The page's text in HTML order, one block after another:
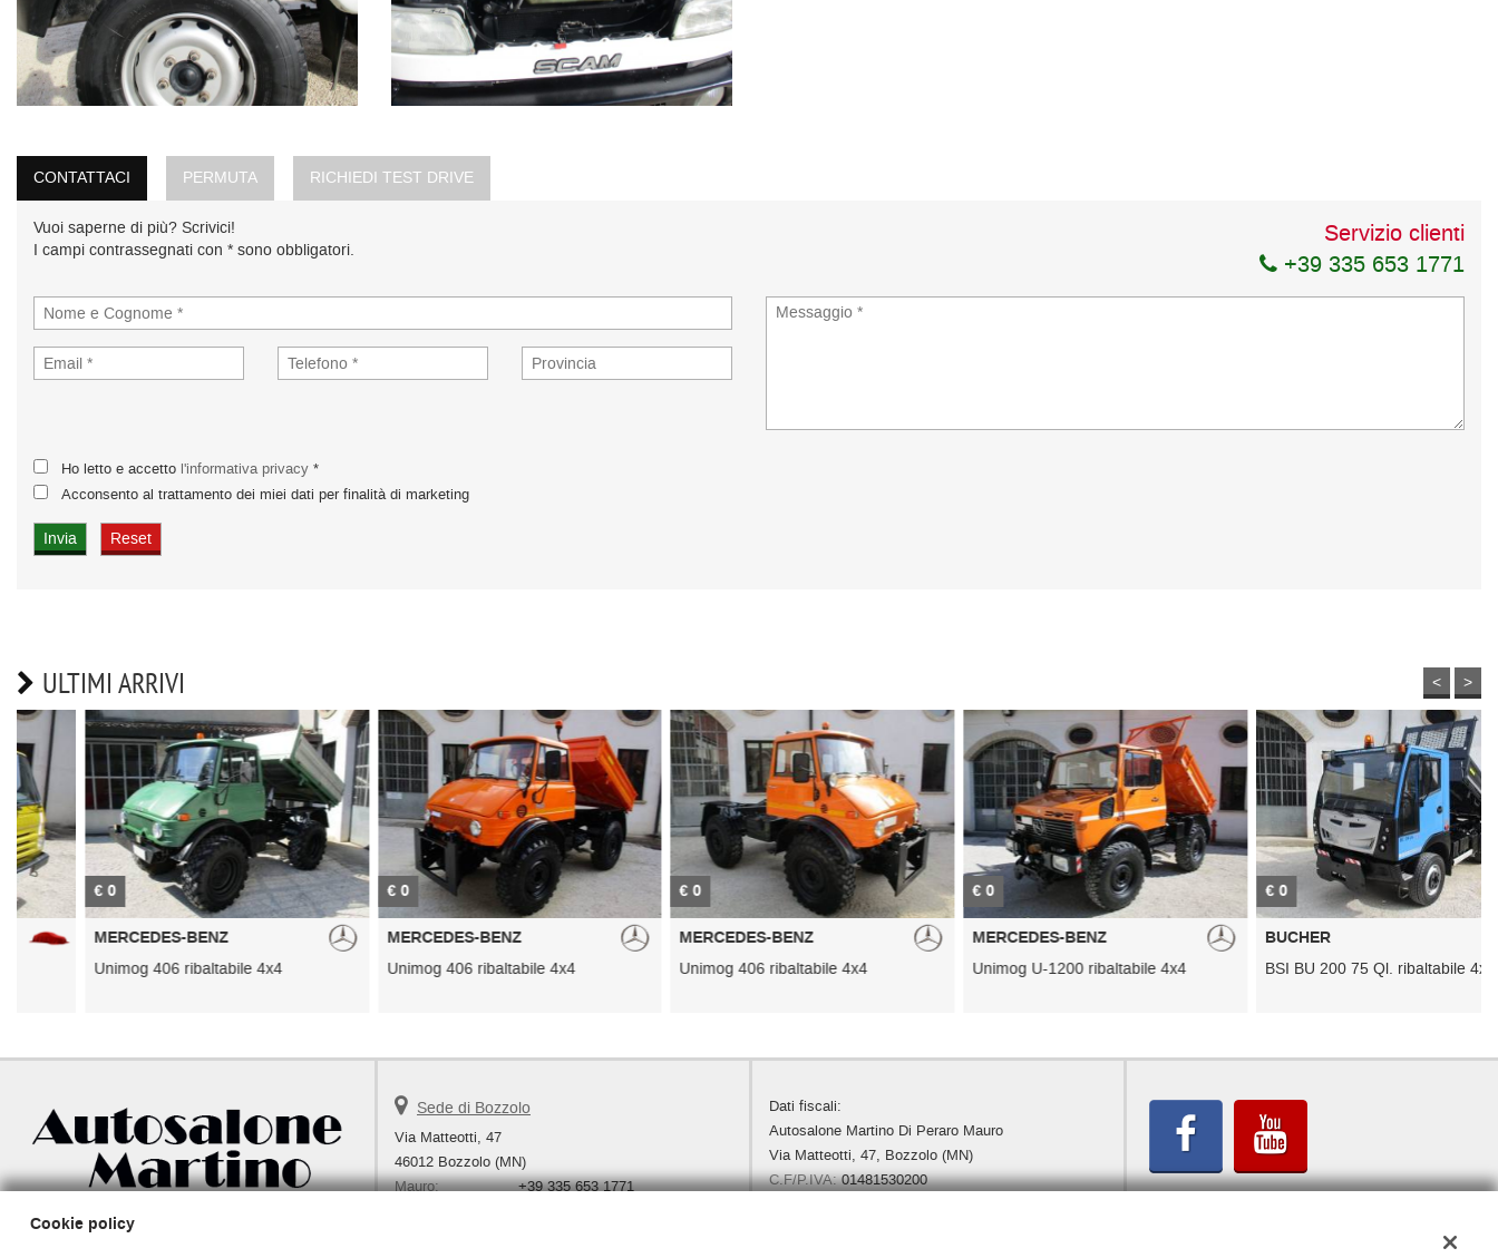
CONTATTACI PERMUTA RICHIEDI TEST DRIVE
Vuoi saperne di più? Scrivici!
I campi contrassegnati con * sono obbligatori.
Servizio clienti
+39 335 653 1771
Ho letto e accetto l'informativa privacy *
Acconsento al trattamento dei miei dati per finalità di marketing
ULTIMI ARRIVI < >
€ 0
MERCEDES-BENZ
Unimog 406 ribaltabile 4x4
€ 0
MERCEDES-BENZ
Unimog 406 ribaltabile 4x4
MERCEDES-BENZ
Unimog 406 ribaltabile 4x4
€ 0
MERCEDES-BENZ
Unimog U-1200 ribaltabile 4x4
BUCHER
BSI BU 200 75 Ql. ribaltabile 4x4
Sede di Bozzolo
Via Matteotti, 47
46012 Bozzolo (MN)
Mauro:
+39 335 653 1771
Dati fiscali:
Autosalone Martino Di Peraro Mauro
Via Matteotti, 47, Bozzolo (MN)
C.F/P.IVA:01481530200
Cookie policy